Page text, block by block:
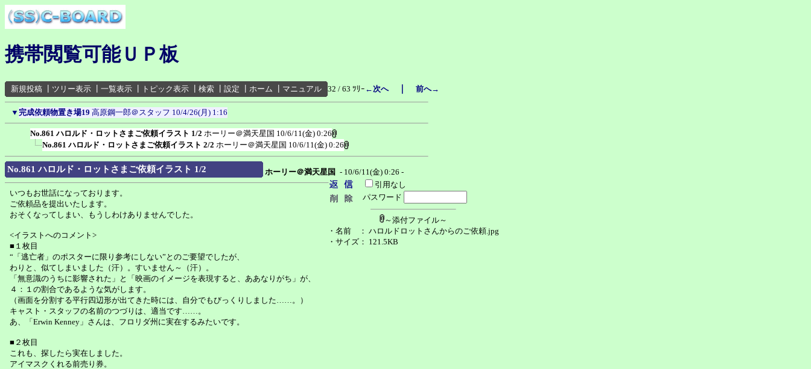
携帯閲覧可能ＵＰ板
新規投稿 ツリー表示 一覧表示 トピック表示 検索 設定 ホーム マニュアル 32 / 63 ﾂﾘｰ ←次へ｜ 前へ→
▼ 完成依頼物置き場19 高原鋼一郎＠スタッフ 10/4/26(月) 1:16
No.861 ハロルド・ロットさまご依頼イラスト 1/2 ホーリー＠満天星国 10/6/11(金) 0:26
No.861 ハロルド・ロットさまご依頼イラスト 2/2 ホーリー＠満天星国 10/6/11(金) 0:26
No.861 ハロルド・ロットさまご依頼イラスト 1/2 ホーリー＠満天星国 - 10/6/11(金) 0:26 -
引用なし
パスワード
～添付ファイル～
・名前
： ハロルドロットさんからのご依頼.jpg
・サイズ ： 121.5KB
いつもお世話になっております。
ご依頼品を提出いたします。
おそくなってしまい、もうしわけありませんでした。
<イラストへのコメント>
■１枚目
“「逃亡者」のポスターに限り参考にしない”とのご要望でしたが、
わりと、似てしまいました（汗）。すいません～（汗）。
「無意識のうちに影響された」と「映画のイメージを表現すると、ああなりがち」が、
４：１の割合であるような気がします。
（画面を分割する平行四辺形が出てきた時には、自分でもびっくりしました……。）
キャスト・スタッフの名前のつづりは、適当です……。
あ、「Erwin Kenney」さんは、フロリダ州に実在するみたいです。
■２枚目
これも、探したら実在しました。
アイマスクくれる前売り券。